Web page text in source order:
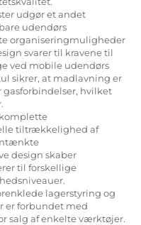
udgør et andet
udendørs
organiseringmuligheder
svarer til kravene til
ved mobile udendørs
sikrer, at madlavning er
hvilket
tiltrækkelighed af
design skaber
til forskellige
lagerstyring og
er forbundet med
salg af enkelte værktøjer.